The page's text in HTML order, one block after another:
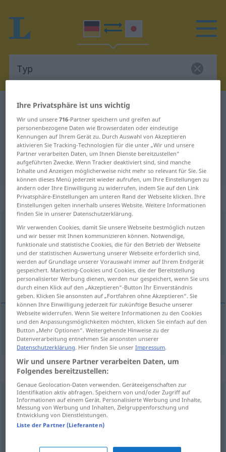
Deutsch-Japanisch Wörterbuch
Deutsch-Japanisch Übersetzung
für "Typ"
"Typ" Japanisch Übersetzung
„Typ“: männlich
Typm
Übersicht aller Übersetzungen
(Für mehr Details die Übersetzung anklicken/antippen)
タイプ
タイプ [taipu] Typ
Synonyme für "Typ"
Muster,Modell
Sorte,Schlag (ugs.)
Ihre Privatsphäre ist uns wichtig
Wir und unsere716-Partner speichern und greifen auf
personenbezogene Daten wie Browserdaten oder eindeutige
Kennungen auf Ihrem Gerät zu. Durch Auswahl von Akzeptieren
aktivieren Sie Tracking-Technologien für die unter „Wir und unsere
Partner verarbeiten Daten, um Ihnen Dienste bereitzustellen“
aufgeführten Zwecke. Wenn Tracker deaktiviert sind, sind manche
Inhalte und Anzeigen möglicherweise nicht mehr so relevant für Sie. Sie
können dieses Menü jederzeit wieder aufrufen, um Ihre Einstellungen zu
ändern oder Ihre Einwilligung zu widerrufen, indem Sie auf den Link
Privatsphäre-Einstellungen am unteren Rand der Webseite klicken. Ihre
Einstellungen gelten innerhalb unseres Website. Weitere Informationen
finden Sie in unserer Datenschutzerklärung.
Wir verwenden Cookies, damit Sie unsere Webseite bestmöglich nutzen
und wir besser mit Ihnen kommunizieren können. Notwendige,
funktionale und statistische Cookies, die für den Betrieb der Webseite
und der statistischen Auswertung unserer Webseite erforderlich sind,
werden auf Grundlage unserer Vorauswahl immer auf Ihrem Endgerät
gespeichert. Marketing-Cookies und Cookies, die der Bereitstellung
personalisierter Werbung dienen, werden nur gespeichert, wenn Sie uns
durch einen Klick auf den „Akzeptieren“-Button Ihr Einverständnis
geben. Klicken Sie ansonsten auf „Fortfahren ohne Akzeptieren“. Sie
können Ihre Einwilligung jederzeit für zukünftige Besuche unserer
Webseite widerrufen. Wenn Sie weitere Informationen zu den Cookies
und den Anpassungsmöglichkeiten möchten, klicken Sie einfach auf den
Button „Mehr Optionen“. Weitergehende Hinweise zu der
Datenverarbeitung entnehmen Sie ansonsten unserer
Datenschutzerklärung. Hier finden Sie unserImpressum.
Wir und unsere Partner verarbeiten Daten, um
Folgendes bereitzustellen:
Genaue Geolocation-Daten verwenden. Geräteeigenschaften zur
Identifikation aktiv abfragen. Speichern von und/oder Zugriff auf
Informationen auf einem Gerät. Personalisierte Werbung und Inhalte,
Messung von Werbung und Inhalten, Zielgruppenforschung und
Entwicklung von Dienstleistungen.
Liste der Partner (Lieferanten)